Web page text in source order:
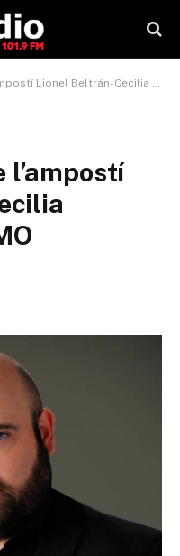
Cecilia destacada a KNMO Klankwijzer
l’ampostí